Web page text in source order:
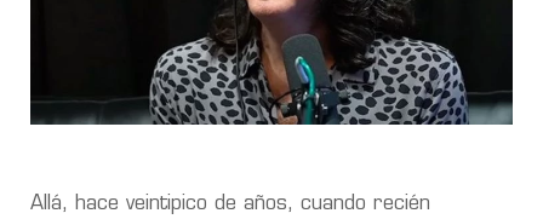
Allá, hace veintipico de años, cuando recién